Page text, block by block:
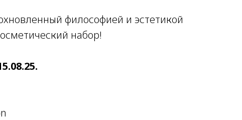
философией и эстетикой
набор!